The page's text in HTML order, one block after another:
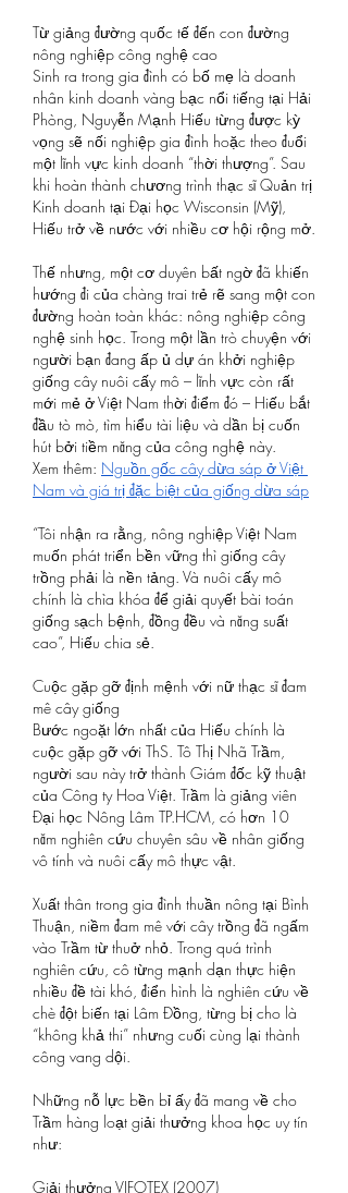
Từ giảng đường quốc tế đến con đường
nông nghiệp công nghệ cao
Sinh ra trong gia đình có bố mẹ là doanh
nhân kinh doanh vàng bạc nổi tiếng tại Hải
Phòng, Nguyễn Mạnh Hiếu từng được kỳ
vọng sẽ nối nghiệp gia đình hoặc theo đuổi
một lĩnh vực kinh doanh “thời thượng”. Sau
khi hoàn thành chương trình thạc sĩ Quản trị
Kinh doanh tại Đại học Wisconsin (Mỹ),
Hiếu trở về nước với nhiều cơ hội rộng mở.
Thế nhưng, một cơ duyên bất ngờ đã khiến
hướng đi của chàng trai trẻ rẽ sang một con
đường hoàn toàn khác: nông nghiệp công
nghệ sinh học. Trong một lần trò chuyện với
người bạn đang ấp ủ dự án khởi nghiệp
giống cây nuôi cấy mô – lĩnh vực còn rất
mới mẻ ở Việt Nam thời điểm đó – Hiếu bắt
đầu tò mò, tìm hiểu tài liệu và dần bị cuốn
hút bởi tiềm năng của công nghệ này.
Xem thêm: Nguồn gốc cây dừa sáp ở Việt
Nam và giá trị đặc biệt của giống dừa sáp
“Tôi nhận ra rằng, nông nghiệp Việt Nam
muốn phát triển bền vững thì giống cây
trồng phải là nền tảng. Và nuôi cấy mô
chính là chìa khóa để giải quyết bài toán
giống sạch bệnh, đồng đều và năng suất
cao”, Hiếu chia sẻ.
Cuộc gặp gỡ định mệnh với nữ thạc sĩ đam
mê cây giống
Bước ngoặt lớn nhất của Hiếu chính là
cuộc gặp gỡ với ThS. Tô Thị Nhã Trầm,
người sau này trở thành Giám đốc kỹ thuật
của Công ty Hoa Việt. Trầm là giảng viên
Đại học Nông Lâm TP.HCM, có hơn 10
năm nghiên cứu chuyên sâu về nhân giống
vô tính và nuôi cấy mô thực vật.
Xuất thân trong gia đình thuần nông tại Bình
Thuận, niềm đam mê với cây trồng đã ngấm
vào Trầm từ thuở nhỏ. Trong quá trình
nghiên cứu, cô từng mạnh dạn thực hiện
nhiều đề tài khó, điển hình là nghiên cứu về
chè đột biến tại Lâm Đồng, từng bị cho là
“không khả thi” nhưng cuối cùng lại thành
công vang dội.
Những nỗ lực bền bỉ ấy đã mang về cho
Trầm hàng loạt giải thưởng khoa học uy tín
như:
Giải thưởng VIFOTEX (2007)